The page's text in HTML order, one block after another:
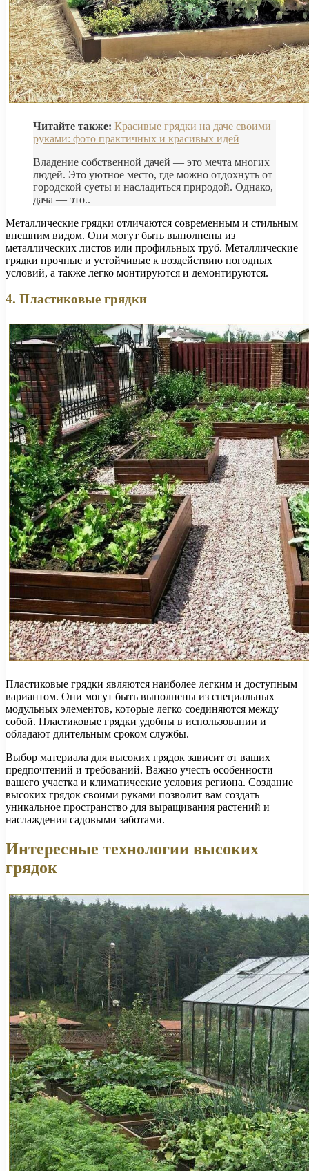
Читайте также: Красивые грядки на даче своими
руками: фото практичных и красивых идей
Владение собственной дачей — это мечта многих
людей. Это уютное место, где можно отдохнуть от
городской суеты и насладиться природой. Однако,
дача — это..
Металлические грядки отличаются современным и стильным
внешним видом. Они могут быть выполнены из
металлических листов или профильных труб. Металлические
грядки прочные и устойчивые к воздействию погодных
условий, а также легко монтируются и демонтируются.
4. Пластиковые грядки
Пластиковые грядки являются наиболее легким и доступным
вариантом. Они могут быть выполнены из специальных
модульных элементов, которые легко соединяются между
собой. Пластиковые грядки удобны в использовании и
обладают длительным сроком службы.
Выбор материала для высоких грядок зависит от ваших
предпочтений и требований. Важно учесть особенности
вашего участка и климатические условия региона. Создание
высоких грядок своими руками позволит вам создать
уникальное пространство для выращивания растений и
наслаждения садовыми заботами.
Интересные технологии высоких
грядок